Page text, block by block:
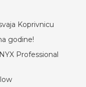
Koprivnicu
godine!
Professional